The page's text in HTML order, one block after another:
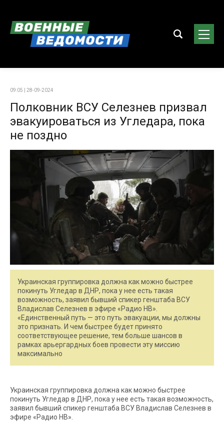
09:05 | 28-09-2024
Полковник ВСУ Селезнев призвал
эвакуироваться из Угледара, пока
не поздно
Украинская группировка должна как можно быстрее
покинуть Угледар в ДНР, пока у нее есть такая
возможность, заявил бывший спикер генштаба ВСУ
Владислав Селезнев в эфире «Радио НВ».
«Единственный путь — это путь эвакуации, мы должны
это признать. И чем быстрее будет принято
соответствующее решение, тем больше шансов в
рамках арьергардных боев провести эту миссию
максимально
Украинская группировка должна как можно быстрее
покинуть Угледар в ДНР, пока у нее есть такая возможность,
заявил бывший спикер генштаба ВСУ Владислав Селезнев в
эфире «Радио НВ».